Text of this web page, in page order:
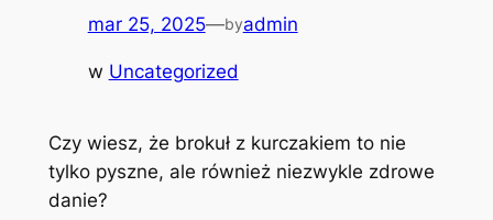
mar 25, 2025—byadmin
w Uncategorized
Czy wiesz, że brokuł z kurczakiem to nie
tylko pyszne, ale również niezwykle zdrowe
danie?